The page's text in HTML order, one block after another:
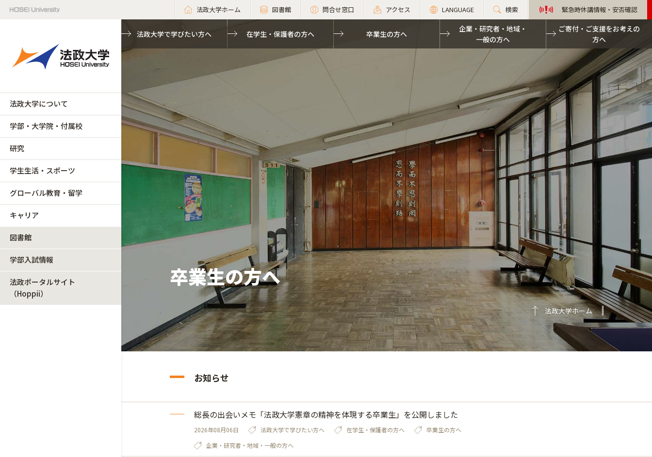
法政大学ホーム 図書館 問合せ窓口 アクセス LANGUAGE 検索 緊急時休講情報・安否確認
法政大学について
学部・大学院・付属校
研究
学生生活・スポーツ
グローバル教育・留学
キャリア
図書館
学部入試情報
法政ポータルサイト
（Hoppii）
法政大学で学びたい方へ 在学生・保護者の方へ 卒業生の方へ
企業・研究者・地域・
一般の方へ
ご寄付・ご支援をお考えの
方へ
卒業生の方へ
法政大学ホーム
お知らせ
総長の出会いメモ「法政大学憲章の精神を体現する卒業生」を公開しました
2026年08月06日 法政大学で学びたい方へ 在学生・保護者の方へ
卒業生の方へ
企業・研究者・地域・一般の方へ